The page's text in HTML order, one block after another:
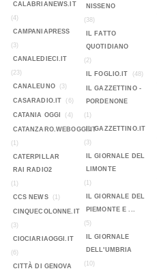
CALABRIANEWS.IT
(4)
CAMPANIAPRESS
(3)
CANALEDIECI.IT
(23)
CANALEUNO
(3)
CASARADIO.IT (6)
CATANIA OGGI (4)
CATANZARO.WEBOGGI.IT
(1)
CATERPILLAR
RAI RADIO2
(1)
CCS NEWS
(1)
CINQUECOLONNE.IT
(3)
CIOCIARIAOGGI.IT
(6)
CITTÀ DI GENOVA
NISSENO
(38)
IL FATTO
QUOTIDIANO
(2)
IL FOGLIO.IT
(48)
IL GAZZETTINO -
PORDENONE
(1)
IL GAZZETTINO.IT
(3)
IL GIORNALE DEL
LIMONTE
(1)
IL GIORNALE DEL
PIEMONTE E ...
(5)
IL GIORNALE
DELL'UMBRIA
(10)